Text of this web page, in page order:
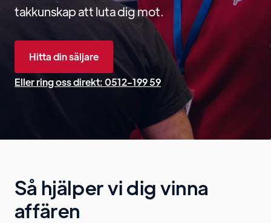
takkunskap att luta dig mot.
Hitta din säljare
Eller ring oss direkt: 0512-199 59
Så hjälper vi dig vinna
affären